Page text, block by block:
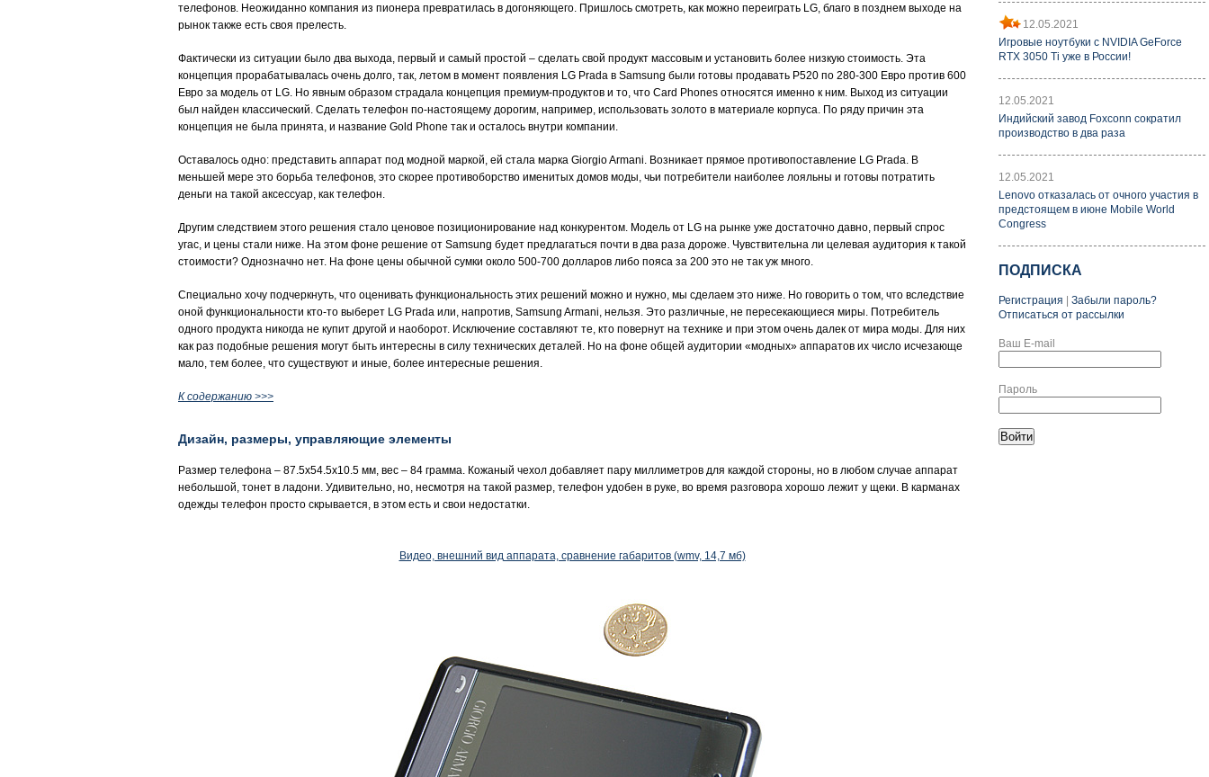
телефонов. Неожиданно компания из пионера превратилась в догоняющего. Пришлось смотреть, как можно переиграть LG, благо в позднем выходе на
рынок также есть своя прелесть.
Фактически из ситуации было два выхода, первый и самый простой – сделать свой продукт массовым и установить более низкую стоимость. Эта
концепция прорабатывалась очень долго, так, летом в момент появления LG Prada в Samsung были готовы продавать P520 по 280-300 Евро против 600
Евро за модель от LG. Но явным образом страдала концепция премиум-продуктов и то, что Card Phones относятся именно к ним. Выход из ситуации
был найден классический. Сделать телефон по-настоящему дорогим, например, использовать золото в материале корпуса. По ряду причин эта
концепция не была принята, и название Gold Phone так и осталось внутри компании.
Оставалось одно: представить аппарат под модной маркой, ей стала марка Giorgio Armani. Возникает прямое противопоставление LG Prada. В
меньшей мере это борьба телефонов, это скорее противоборство именитых домов моды, чьи потребители наиболее лояльны и готовы потратить
деньги на такой аксессуар, как телефон.
Другим следствием этого решения стало ценовое позиционирование над конкурентом. Модель от LG на рынке уже достаточно давно, первый спрос
угас, и цены стали ниже. На этом фоне решение от Samsung будет предлагаться почти в два раза дороже. Чувствительна ли целевая аудитория к такой
стоимости? Однозначно нет. На фоне цены обычной сумки около 500-700 долларов либо пояса за 200 это не так уж много.
Специально хочу подчеркнуть, что оценивать функциональность этих решений можно и нужно, мы сделаем это ниже. Но говорить о том, что вследствие
оной функциональности кто-то выберет LG Prada или, напротив, Samsung Armani, нельзя. Это различные, не пересекающиеся миры. Потребитель
одного продукта никогда не купит другой и наоборот. Исключение составляют те, кто повернут на технике и при этом очень далек от мира моды. Для них
как раз подобные решения могут быть интересны в силу технических деталей. Но на фоне общей аудитории «модных» аппаратов их число исчезающе
мало, тем более, что существуют и иные, более интересные решения.
К содержанию >>>
Дизайн, размеры, управляющие элементы
Размер телефона – 87.5х54.5х10.5 мм, вес – 84 грамма. Кожаный чехол добавляет пару миллиметров для каждой стороны, но в любом случае аппарат
небольшой, тонет в ладони. Удивительно, но, несмотря на такой размер, телефон удобен в руке, во время разговора хорошо лежит у щеки. В карманах
одежды телефон просто скрывается, в этом есть и свои недостатки.
Видео, внешний вид аппарата, сравнение габаритов (wmv, 14,7 мб)
12.05.2021
Игровые ноутбуки с NVIDIA GeForce
RTX 3050 Ti уже в России!
12.05.2021
Индийский завод Foxconn сократил
производство в два раза
12.05.2021
Lenovo отказалась от очного участия в
предстоящем в июне Mobile World
Congress
ПОДПИСКА
Регистрация
Забыли пароль?
Отписаться от рассылки
Ваш E-mail
Пароль